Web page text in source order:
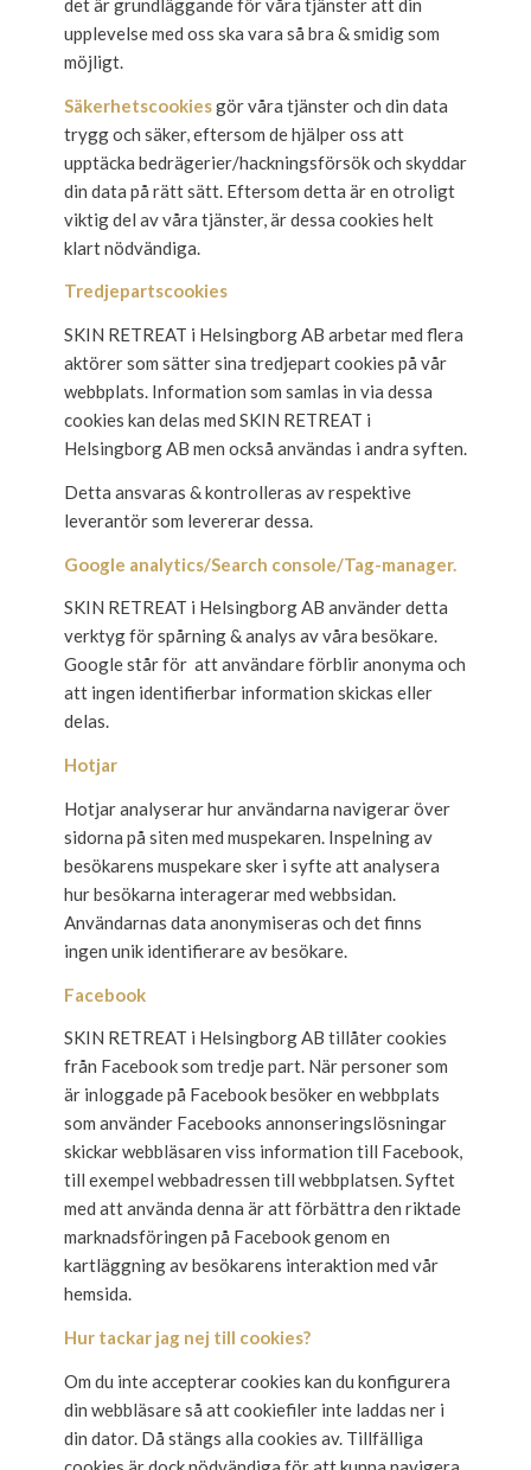
det är grundläggande för våra tjänster att din
upplevelse med oss ska vara så bra & smidig som
möjligt.
Säkerhetscookiesgör våra tjänster och din data
trygg och säker, eftersom de hjälper oss att
upptäcka bedrägerier/hackningsförsök och skyddar
din data på rätt sätt. Eftersom detta är en otroligt
viktig del av våra tjänster, är dessa cookies helt
klart nödvändiga.
Tredjepartscookies
SKIN RETREAT i Helsingborg AB arbetar med flera
aktörer som sätter sina tredjepart cookies på vår
webbplats. Information som samlas in via dessa
cookies kan delas med SKIN RETREAT i
Helsingborg AB men också användas i andra syften.
Detta ansvaras & kontrolleras av respektive
leverantör som levererar dessa.
Google analytics/Search console/Tag-manager.
SKIN RETREAT i Helsingborg AB använder detta
verktyg för spårning & analys av våra besökare.
Google står för att användare förblir anonyma och
att ingen identifierbar information skickas eller
delas.
Hotjar
Hotjar analyserar hur användarna navigerar över
sidorna på siten med muspekaren. Inspelning av
besökarens muspekare sker i syfte att analysera
hur besökarna interagerar med webbsidan.
Användarnas data anonymiseras och det finns
ingen unik identifierare av besökare.
Facebook
SKIN RETREAT i Helsingborg AB tillåter cookies
från Facebook som tredje part. När personer som
är inloggade på Facebook besöker en webbplats
som använder Facebooks annonseringslösningar
skickar webbläsaren viss information till Facebook,
till exempel webbadressen till webbplatsen. Syftet
med att använda denna är att förbättra den riktade
marknadsföringen på Facebook genom en
kartläggning av besökarens interaktion med vår
hemsida.
Hur tackar jag nej till cookies?
Om du inte accepterar cookies kan du konfigurera
din webbläsare så att cookiefiler inte laddas ner i
din dator. Då stängs alla cookies av. Tillfälliga